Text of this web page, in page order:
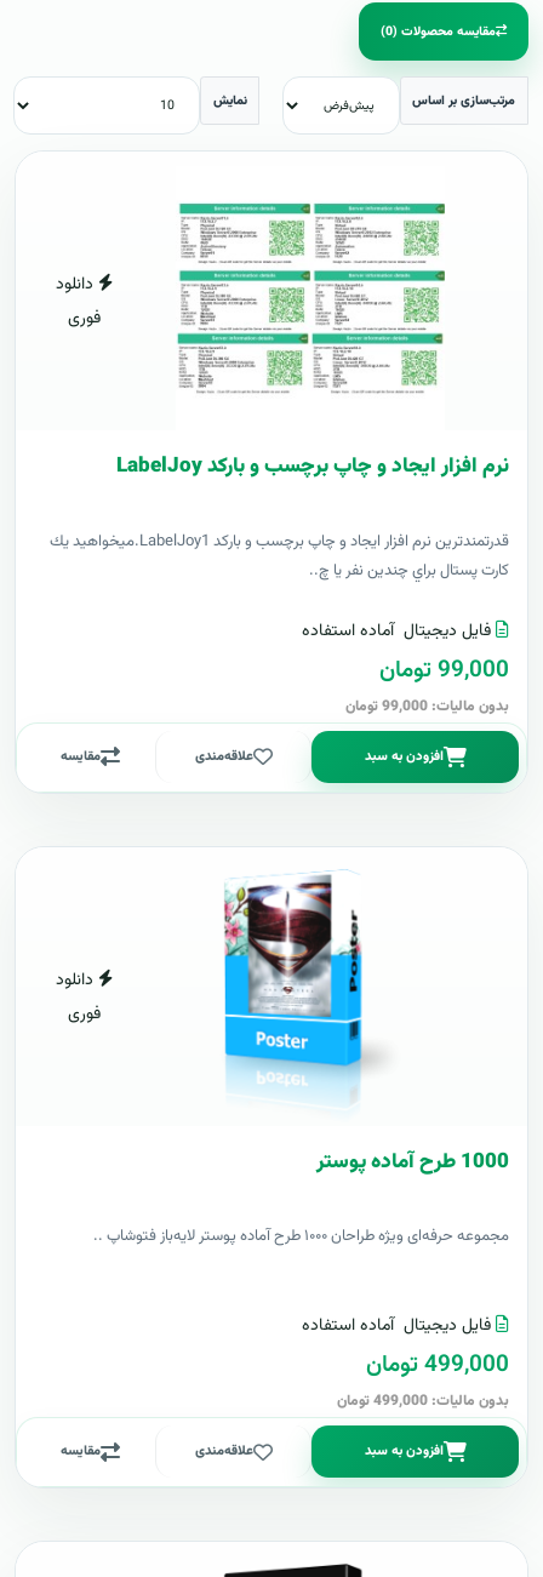
مقایسه محصولات (0)
مرتب‌سازی بر اساس نمایش
دانلود
فوری
نرم افزار ایجاد و چاپ برچسب و بارکد LabelJoy
قدرتمندترين نرم افزار ایجاد و چاپ برچسب و بارکد LabelJoy1.ميخواهيد يك
كارت پستال براي چندين نفر يا چ..
فایل دیجیتال آماده استفاده
99,000 تومان
بدون مالیات: 99,000 تومان
افزودن به سبد علاقه‌مندی مقایسه
دانلود
فوری
1000 طرح آماده پوستر
مجموعه حرفه‌ای ویژه طراحان ۱۰۰۰ طرح آماده پوستر لایه‌باز فتوشاپ ..
فایل دیجیتال آماده استفاده
499,000 تومان
بدون مالیات: 499,000 تومان
افزودن به سبد علاقه‌مندی مقایسه